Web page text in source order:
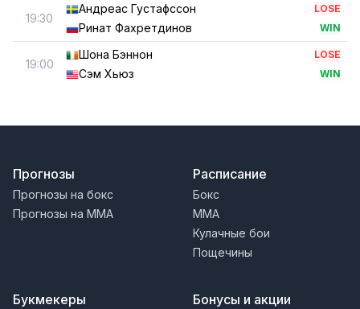
19:30
Андреас Густафссон LOSE
Ринат Фахретдинов WIN
19:00
Шона Бэннон LOSE
Сэм Хьюз WIN
Прогнозы
Прогнозы на бокс
Прогнозы на MMA
Расписание
Бокс
MMA
Кулачные бои
Пощечины
Букмекеры Бонусы и акции